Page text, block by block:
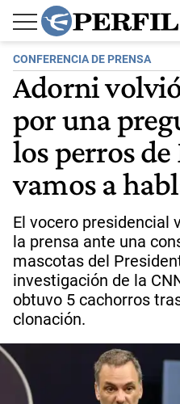
CONFERENCIA DE PRENSA
Adorni
por una
los perros
vamos a
El vocero presidencial
la prensa ante una
mascotas del
investigación de la
obtuvo 5 cachorros
clonación.